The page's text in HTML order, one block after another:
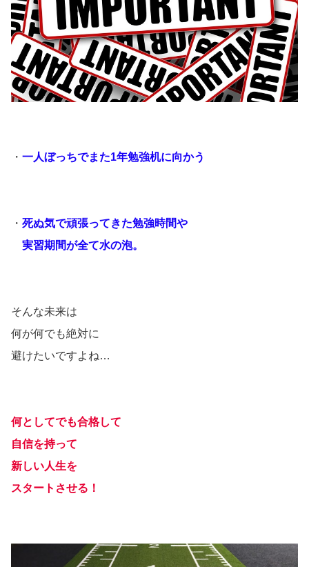
・ 一人ぼっちでまた1年勉強机に向かう
・ 死ぬ気で頑張ってきた勉強時間や
実習期間が全て水の泡。
そんな未来は
何が何でも絶対に
避けたいですよね…
何としてでも合格して
自信を持って
新しい人生を
スタートさせる！